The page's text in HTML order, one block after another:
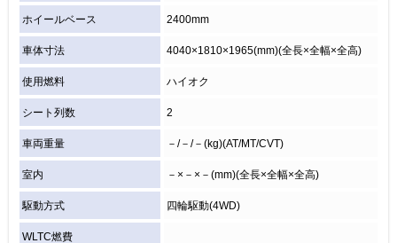
ホイールベース 2400mm
車体寸法 4040×1810×1965(mm)(全長×全幅×全高)
使用燃料 ハイオク
シート列数 2
車両重量 －/－/－(kg)(AT/MT/CVT)
室内 －×－×－(mm)(全長×全幅×全高)
駆動方式 四輪駆動(4WD)
WLTC燃費